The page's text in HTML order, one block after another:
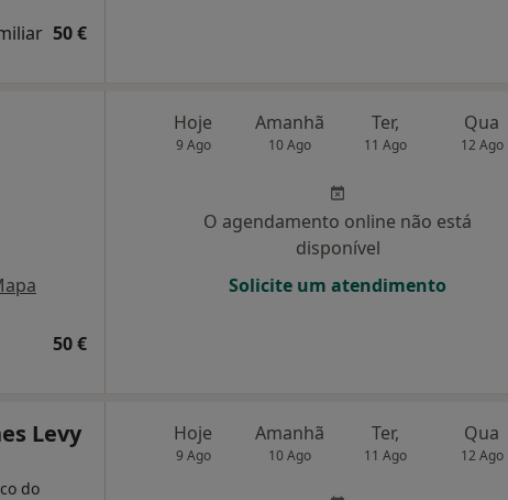
50 €
50 €
Hoje
9 Ago
Amanhã
10 Ago
Ter,
11 Ago
Qua
12 Ago
O agendamento online não está
disponível
Solicite um atendimento
Levy
do
Hoje
9 Ago
Amanhã
10 Ago
Ter,
11 Ago
Qua
12 Ago